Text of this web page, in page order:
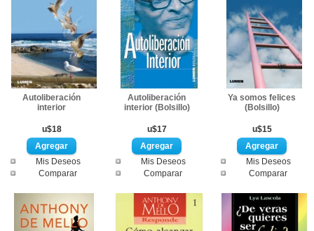
Autoliberación
interior
u$18
Mis Deseos
Comparar
Autoliberación
interior (Bolsillo)
u$17
Mis Deseos
Comparar
Ya somos felices
(Bolsillo)
u$15
Mis Deseos
Comparar